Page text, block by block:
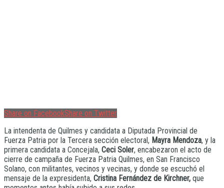
Share on FacebookShare on Twitter
La intendenta de Quilmes y candidata a Diputada Provincial de
Fuerza Patria por la Tercera sección electoral, Mayra Mendoza, y la
primera candidata a Concejala, Ceci Soler, encabezaron el acto de
cierre de campaña de Fuerza Patria Quilmes, en San Francisco
Solano, con militantes, vecinos y vecinas, y donde se escuchó el
mensaje de la expresidenta, Cristina Fernández de Kirchner, que